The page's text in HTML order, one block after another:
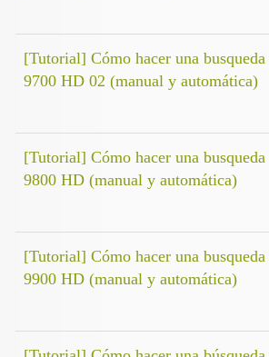
[Tutorial] Cómo hacer una
9700 HD 02 (manual y automática)
[Tutorial] Cómo hacer una
9800 HD (manual y automática)
[Tutorial] Cómo hacer una
9900 HD (manual y automática)